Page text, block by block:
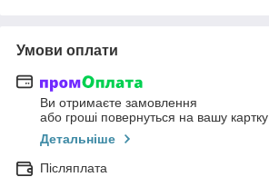
Умови оплати
Ви отримаєте замовлення
або гроші повернуться на вашу картку
Детальніше
Післяплата